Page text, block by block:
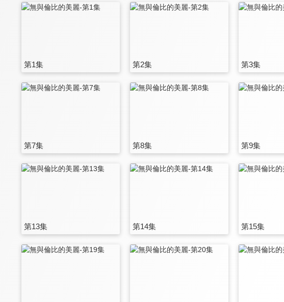
第1集 第2集 第3集
第7集 第8集 第9集
第13集 第14集 第15集